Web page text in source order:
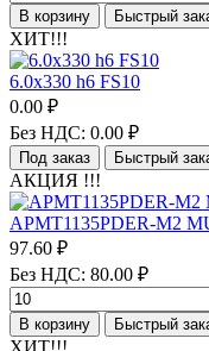
В корзину Быстрый
ХИТ!!!
6.0х330 h6 FS10
0.00 ₽
Без НДС: 0.00 ₽
Под заказ Быстрый
АКЦИЯ !!!
APMT1135PDER-M2
97.60 ₽
Без НДС: 80.00 ₽
В корзину Быстрый
ХИТ!!!